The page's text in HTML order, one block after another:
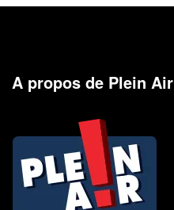
A propos de Plein Air